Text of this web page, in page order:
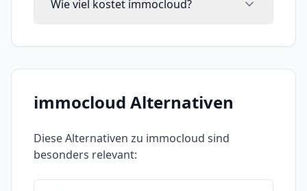
Wie viel kostet immocloud?
immocloud Alternativen
Diese Alternativen zu immocloud sind
besonders relevant: